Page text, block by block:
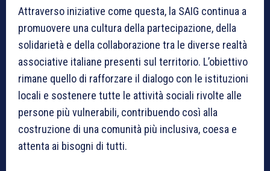
Attraverso iniziative come questa, la SAIG continua a
promuovere una cultura della partecipazione, della
solidarietà e della collaborazione tra le diverse realtà
associative italiane presenti sul territorio. L’obiettivo
rimane quello di rafforzare il dialogo con le istituzioni
locali e sostenere tutte le attività sociali rivolte alle
persone più vulnerabili, contribuendo così alla
costruzione di una comunità più inclusiva, coesa e
attenta ai bisogni di tutti.